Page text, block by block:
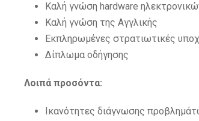
Καλή γνώση hardware
Καλή γνώση της Αγγλικής
Εκπληρωμένες στρατιωτικές
Δίπλωμα οδήγησης
Λοιπά προσόντα:
Ικανότητες διάγνωσης